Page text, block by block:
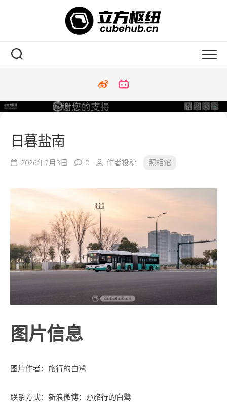
日暮盐南
2026年7月3日 0 作者投稿 照相馆
图片信息
图片作者：旅行的白鹭
联系方式：新浪微博：@旅行的白鹭